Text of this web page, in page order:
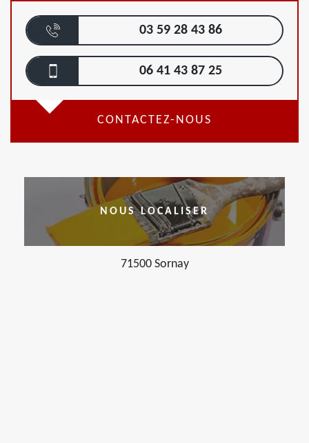
03 59 28 43 86
06 41 43 87 25
CONTACTEZ-NOUS
NOUS LOCALISER
71500 Sornay